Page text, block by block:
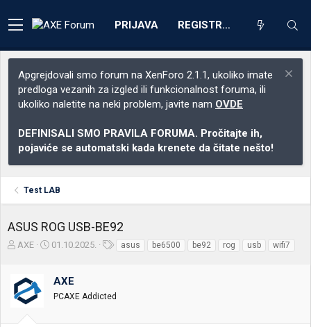
PRIJAVA REGISTRACIJA
Apgrejdovali smo forum na XenForo 2.1.1, ukoliko imate
predloga vezanih za izgled ili funkcionalnost foruma, ili
ukoliko naletite na neki problem, javite nam OVDE
DEFINISALI SMO PRAVILA FORUMA. Pročitajte ih,
pojaviće se automatski kada krenete da čitate nešto!
Test LAB
ASUS ROG USB-BE92
Z
e
t
AXE
D
u
m
01.10.2025.
k
asus be6500 be92 rog usb wifi7
AXE
PCAXE Addicted